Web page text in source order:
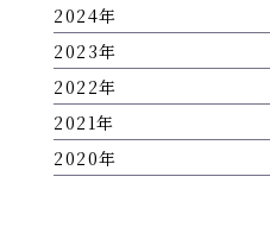
2024
2023
2022
2021
2020